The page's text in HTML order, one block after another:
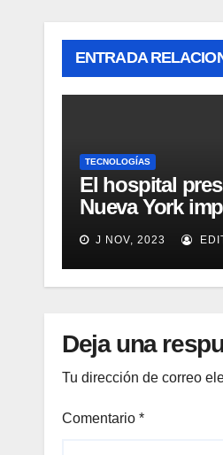
ENTRADA
TECNOLOGÍAS
El hospital
Nueva York
para mejorar el
inventario de
médico
J NOV, 2023
Deja una
Tu dirección de correo
Comentario *